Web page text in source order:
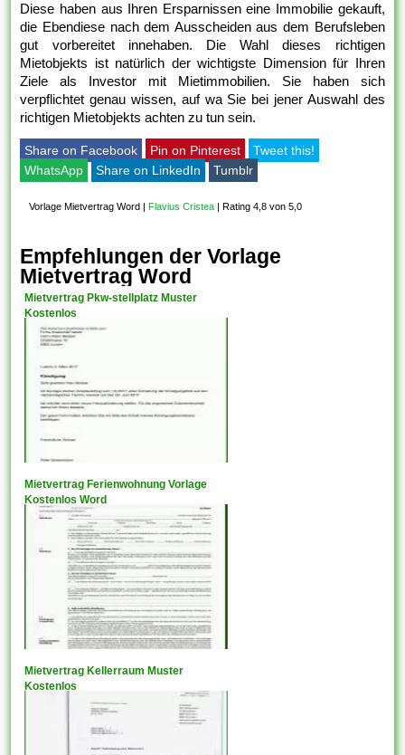
Diese haben aus Ihren Ersparnissen eine Immobilie gekauft,
die Ebendiese nach dem Ausscheiden aus dem Berufsleben
gut vorbereitet innehaben. Die Wahl dieses richtigen
Mietobjekts ist natürlich der wichtigste Dimension für Ihren
Ziele als Investor mit Mietimmobilien. Sie haben sich
verpflichtet genau wissen, auf wa Sie bei jener Auswahl des
richtigen Mietobjekts achten zu tun sein.
Share on Facebook Pin on Pinterest
Tweet this!
WhatsApp
Share on LinkedIn Tumblr
Vorlage Mietvertrag Word | Flavius Cristea |Rating 4,8 von 5,0
Empfehlungen der Vorlage
Mietvertrag Word
Mietvertrag Pkw-stellplatz Muster
Kostenlos
Mietvertrag Ferienwohnung Vorlage
Kostenlos Word
Mietvertrag Kellerraum Muster
Kostenlos